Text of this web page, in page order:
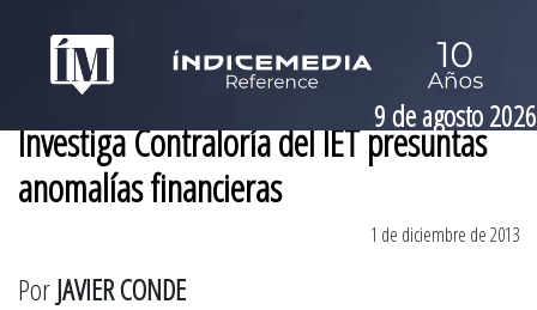
9 de agosto 2026
Investiga Contraloría del IET presuntas
anomalías financieras
1 de diciembre de 2013
PorJAVIER CONDE